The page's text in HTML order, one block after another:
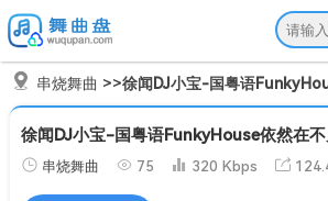
串烧舞曲 >>徐闻DJ小宝-国粤语FunkyHouse依
徐闻DJ小宝-国粤语FunkyHouse依然在
串烧舞曲 75 320 Kbps